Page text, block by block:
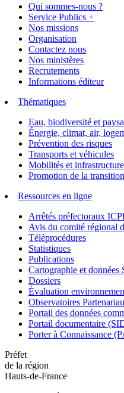
Qui sommes-nous ?
Service Publics +
Nos missions
Organisation
Contactez nous
Nos ministères
Recrutements
Informations éditeur
Thématiques
Eau, biodiversité et
Énergie, climat, air,
Prévention des risques
Transports et véhicules
Mobilités et
Promotion de la
Ressources en ligne
Arrêtés préfectoraux
Avis du comité régional
Téléprocédures
Statistiques
Publications
Cartographie et données
Dossiers
Évaluation
Observatoires
Portail des données
Portail documentaire
Porter à Connaissance
Préfet
de la région
Hauts-de-France